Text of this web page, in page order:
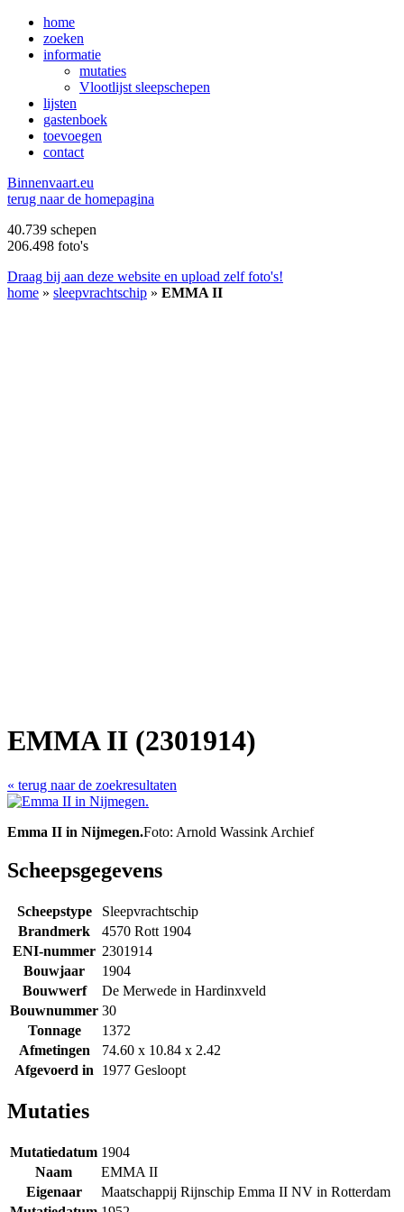
home
zoeken
informatie
mutaties
Vlootlijst sleepschepen
lijsten
gastenboek
toevoegen
contact
Binnenvaart.eu
terug naar de homepagina
40.739 schepen
206.498 foto's
Draag bij aan deze website en upload zelf foto's!
home » sleepvrachtschip » EMMA II
EMMA II (2301914)
« terug naar de zoekresultaten
Emma II in Nijmegen.Foto: Arnold Wassink Archief
Scheepsgegevens
Scheepstype
Sleepvrachtschip
Brandmerk
4570 Rott 1904
ENI-nummer 2301914
Bouwjaar
1904
Bouwwerf
De Merwede in Hardinxveld
Bouwnummer 30
Tonnage
1372
Afmetingen
74.60 x 10.84 x 2.42
Afgevoerd in
1977 Gesloopt
Mutaties
Mutatiedatum 1904
Naam
EMMA II
Eigenaar
Maatschappij Rijnschip Emma II NV in Rotterdam